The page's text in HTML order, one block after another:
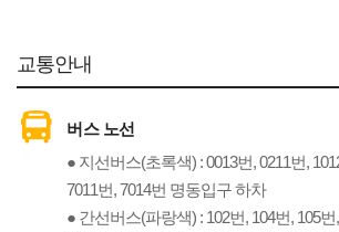
교통안내
버스 노선
● 지선버스(초록색) : 0013번, 0211번,
7011번, 7014번 명동입구 하차
● 간선버스(파랑색) : 102번, 104번, 105번